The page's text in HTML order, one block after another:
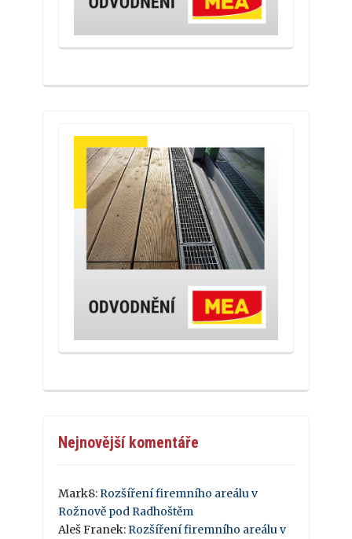
Nejnovější komentáře
Mark8:Rozšíření firemního areálu v
Rožnově pod Radhoštěm
Aleš Franek:Rozšíření firemního areálu v